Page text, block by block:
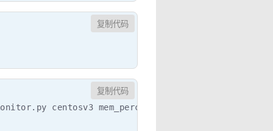
复制代码
centosv3 mem_percent
复制代码